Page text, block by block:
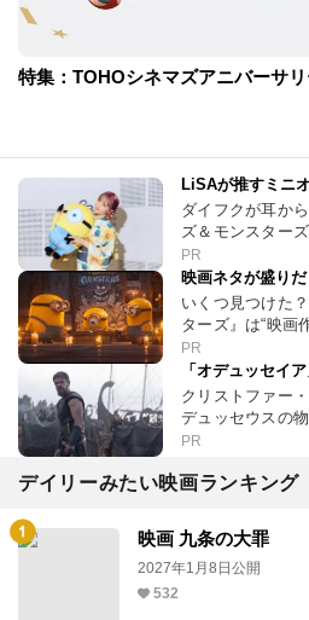
特集：TOHOシネマズアニバーサ
LiSAが推すミニ
ダイフクが耳か
ズ＆モンスター
PR
映画ネタが盛りだ
いくつ見つけた
ターズ』は“映画
PR
「オデュッセイ
クリストファー
デュッセウスの
PR
デイリーみたい映画ランキング
映画 九条の大罪
2027年1月8日公開
532